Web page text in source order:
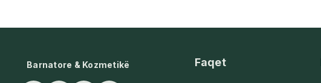
Barnatore & Kozmetikë Faqet